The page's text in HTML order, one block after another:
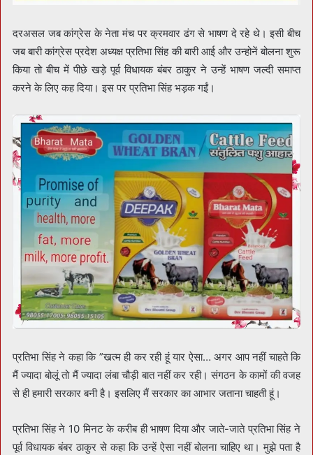
दरअसल जब कांग्रेस के नेता मंच पर क्रमवार ढंग से भाषण दे रहे थे। इसी बीच
जब बारी कांग्रेस प्रदेश अध्यक्ष प्रतिभा सिंह की बारी आई और उन्होनें बोलना शुरू
किया तो बीच में पीछे खड़े पूर्व विधायक बंबर ठाकुर ने उन्हें भाषण जल्दी समाप्त
करने के लिए कह दिया। इस पर प्रतिभा सिंह भड़क गईं।
प्रतिभा सिंह ने कहा कि ”खत्म ही कर रही हूं यार ऐसा… अगर आप नहीं चाहते कि
मैं ज्यादा बोलूं तो मैं ज्यादा लंबा चौड़ी बात नहीं कर रही। संगठन के कामों की वजह
से ही हमारी सरकार बनी है। इसलिए मैं सरकार का आभार जताना चाहती हूं।
प्रतिभा सिंह ने 10 मिनट के करीब ही भाषण दिया और जाते-जाते प्रतिभा सिंह ने
पूर्व विधायक बंबर ठाकुर से कहा कि उन्हें ऐसा नहीं बोलना चाहिए था। मुझे पता है